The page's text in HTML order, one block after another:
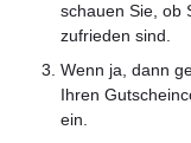
schauen Sie, ob
zufrieden sind.
Wenn ja, dann
Ihren
ein.